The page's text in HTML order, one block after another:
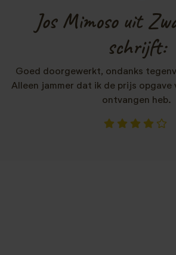
Jos Mimoso uit
schrijft:
Goed doorgewerkt, ondanks
Alleen jammer dat ik de prijs opgave
ontvangen heb.